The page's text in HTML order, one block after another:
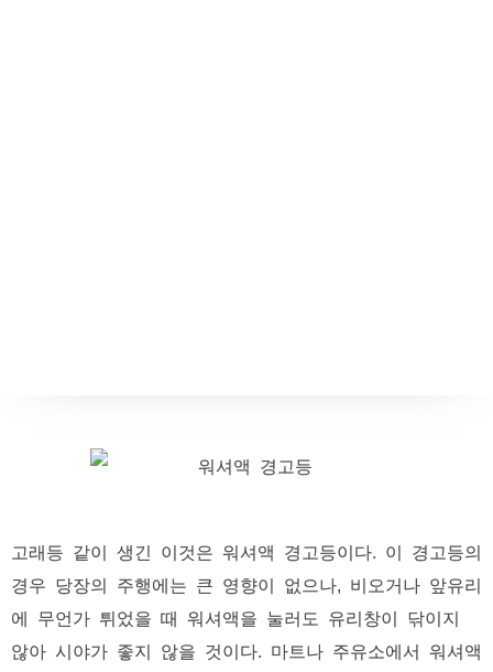
고래등 같이 생긴 이것은 워셔액 경고등이다. 이 경고등의
경우 당장의 주행에는 큰 영향이 없으나, 비오거나 앞유리
에 무언가 튀었을 때 워셔액을 눌러도 유리창이 닦이지
않아 시야가 좋지 않을 것이다. 마트나 주유소에서 워셔액